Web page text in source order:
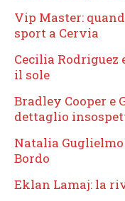
Vip Master:
sport a Cervia
Cecilia Rodriguez
il sole
Bradley Cooper e
dettaglio
Natalia
Bordo
Eklan Lamaj: la